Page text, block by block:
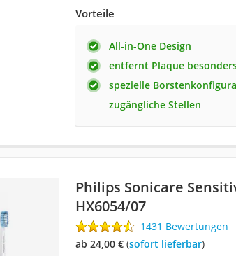
Vorteile
All-in-One Design
entfernt Plaque
spezielle
zugängliche Stellen
Philips Sonicare
HX6054/07
1431 Bewertungen
ab 24,00 €( Sofort lieferbar)